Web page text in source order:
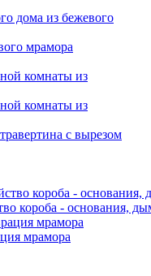
мрамора
с вырезом
короба - основания,
мрамора